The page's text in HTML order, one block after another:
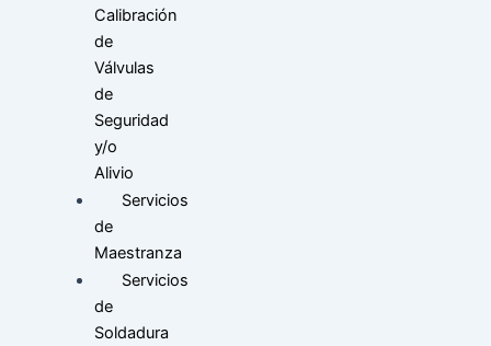
Calibración
de
Válvulas
de
Seguridad
y/o
Alivio
Servicios
de
Maestranza
Servicios
de
Soldadura